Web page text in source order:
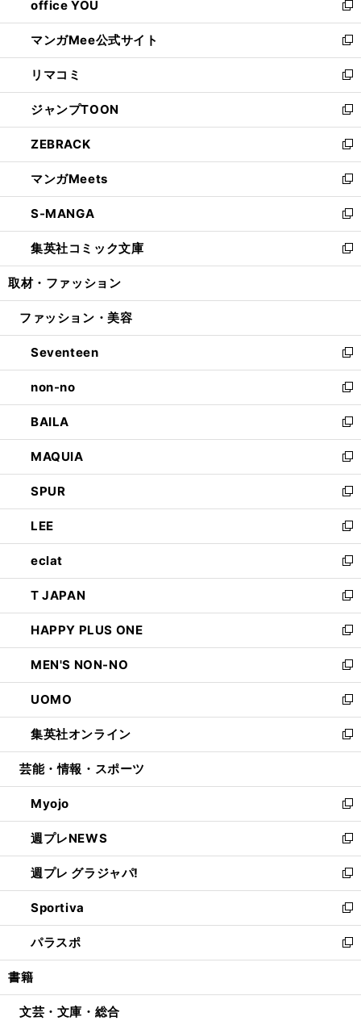
く
で
開
く
ィ
ン
ド
ウ
で
開
く
い
ウ
ィ
ン
ド
ウ
で
開
く
office YOU
新
し
い
ウ
ィ
ン
ド
ウ
で
開
く
マンガMee公式サイト
新
し
い
ウ
ィ
ン
ド
ウ
で
開
く
リマコミ
新
し
い
ウ
ィ
ン
ド
ウ
で
開
く
ジャンプTOON
新
し
い
ウ
ィ
ン
ド
ウ
で
開
ZEBRACK
新
し
い
ウ
ィ
ン
ド
ウ
開
マンガMeets
新
し
い
ウ
ィ
ン
ウ
開
く
S-MANGA
新
し
い
ウ
ン
ウ
で
開
く
集英社コミック文庫
新
し
ウ
ン
ド
ウ
で
開
く
取材・ファッション
ファッション・美容
Seventeen
新
し
い
ウ
ィ
ン
ド
ウ
で
開
く
non-no
新
し
い
ウ
ィ
ン
ド
ウ
で
開
く
BAILA
新
し
い
ウ
ィ
ン
ド
ウ
で
開
く
MAQUIA
新
し
い
ウ
ィ
ン
ド
ウ
で
開
く
SPUR
新
し
い
ウ
ィ
ン
ド
ウ
で
開
く
LEE
新
し
い
ウ
ィ
ン
ド
ウ
で
開
く
eclat
新
し
い
ウ
ィ
ン
ド
ウ
で
開
く
T JAPAN
新
し
い
ウ
ィ
ン
ド
ウ
で
開
HAPPY PLUS ONE
新
し
い
ウ
ィ
ン
ド
ウ
開
く
MEN'S NON-NO
新
し
い
ウ
ィ
ン
ウ
で
開
く
UOMO
新
し
い
ウ
ン
ド
ウ
で
開
く
集英社オンライン
新
し
ウ
ィ
ン
ド
ウ
で
開
く
芸能・情報・スポーツ
Myojo
新
し
い
ウ
ィ
ン
ド
ウ
で
開
週プレNEWS
新
し
い
ウ
ィ
ン
ド
ウ
開
週プレ グラジャパ!
新
し
い
ウ
ィ
ン
ウ
Sportiva
新
し
い
ウ
ン
パラスポ
新
し
ウ
書籍
文芸・文庫・総合